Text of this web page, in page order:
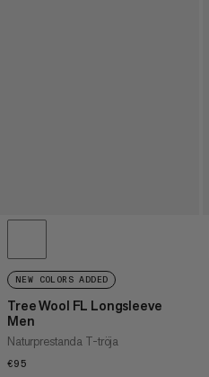
NEW COLORS ADDED
Tree Wool FL Longsleeve
Men
Naturprestanda T-tröja
€95